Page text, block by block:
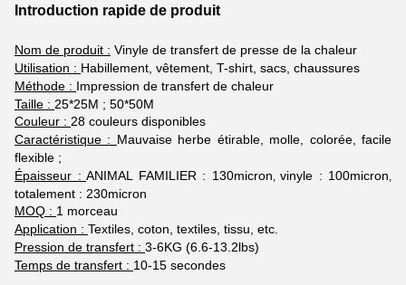
Introduction rapide de produit
Nom de produit : Vinyle de transfert de presse de la chaleur
Utilisation : Habillement, vêtement, T-shirt, sacs, chaussures
Méthode : Impression de transfert de chaleur
Taille : 25*25M ; 50*50M
Couleur : 28 couleurs disponibles
Caractéristique : Mauvaise herbe étirable, molle, colorée, facile
flexible ;
Épaisseur : ANIMAL FAMILIER : 130micron vinyle : 100micron
totalement : 230micron
MOQ : 1 morceau
Application : Textiles, coton, textiles, tissu, etc.
Pression de transfert : 3-6KG (6.6-13.2lbs)
Temps de transfert : 10-15 secondes